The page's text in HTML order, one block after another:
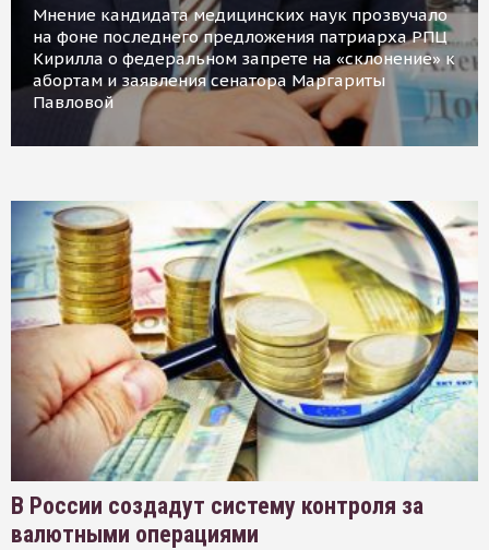
Мнение кандидата медицинских наук прозвучало
на фоне последнего предложения патриарха РПЦ
Кирилла о федеральном запрете на «склонение» к
абортам и заявления сенатора Маргариты
Павловой
В России создадут систему контроля за
валютными операциями